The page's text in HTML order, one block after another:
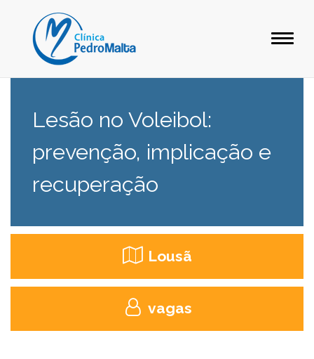
Lesão no Voleibol:
prevenção, implicação e
recuperação
Lousã
vagas